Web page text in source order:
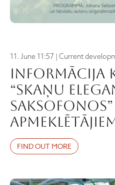
11. June 11:57 | Current
Informācija
“Skaņu
saksofonos”
FIND OUT MORE